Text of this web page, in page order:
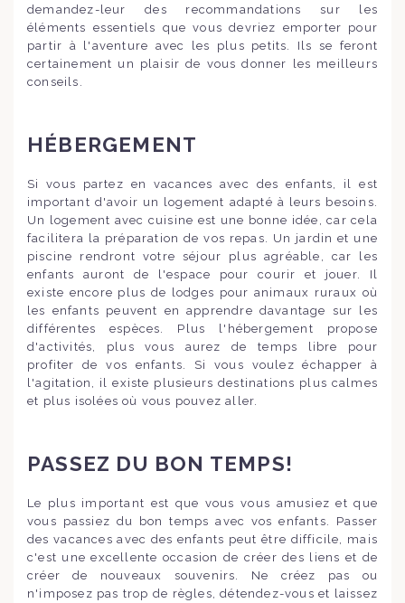
demandez-leur des recommandations sur les
éléments essentiels que vous devriez emporter pour
partir à l'aventure avec les plus petits. Ils se feront
certainement un plaisir de vous donner les meilleurs
conseils.
HÉBERGEMENT
Si vous partez en vacances avec des enfants, il est
important d'avoir un logement adapté à leurs besoins.
Un logement avec cuisine est une bonne idée, car cela
facilitera la préparation de vos repas. Un jardin et une
piscine rendront votre séjour plus agréable, car les
enfants auront de l'espace pour courir et jouer. Il
existe encore plus de lodges pour animaux ruraux où
les enfants peuvent en apprendre davantage sur les
différentes espèces. Plus l'hébergement propose
d'activités, plus vous aurez de temps libre pour
profiter de vos enfants. Si vous voulez échapper à
l'agitation, il existe plusieurs destinations plus calmes
et plus isolées où vous pouvez aller.
PASSEZ DU BON TEMPS!
Le plus important est que vous vous amusiez et que
vous passiez du bon temps avec vos enfants. Passer
des vacances avec des enfants peut être difficile, mais
c'est une excellente occasion de créer des liens et de
créer de nouveaux souvenirs. Ne créez pas ou
n'imposez pas trop de règles, détendez-vous et laissez